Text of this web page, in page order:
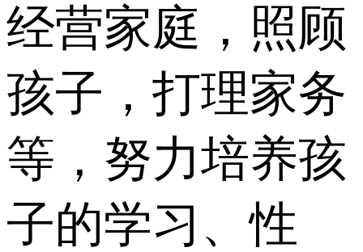
经营家庭，照顾
孩子，打理家务
等，努力培养孩
子的学习、性